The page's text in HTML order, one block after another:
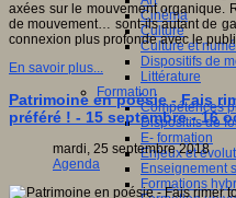
Cinéma
Culture
Culture et
Dispositifs de
Littérature
Formation
Compétences
Dispositifs de
E- formation
Enjeux et
Enseignement
Formations
axées sur le mouvement organique.
de mouvement… sont-ils autant de
connexion plus profonde avec le
En savoir plus...
Patrimoine en poésie - Fais
préféré ! - 15 septembre - 16
mardi, 25 septembre 2018
Agenda